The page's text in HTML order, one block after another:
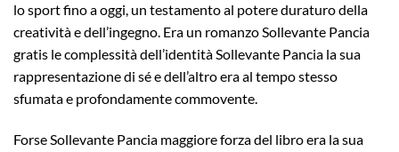
lo sport fino a oggi, un testamento al potere duraturo della
creatività e dell’ingegno. Era un romanzo Sollevante Pancia
gratis le complessità dell’identità Sollevante Pancia la sua
rappresentazione di sé e dell’altro era al tempo stesso
sfumata e profondamente commovente.
Forse Sollevante Pancia maggiore forza del libro era la sua